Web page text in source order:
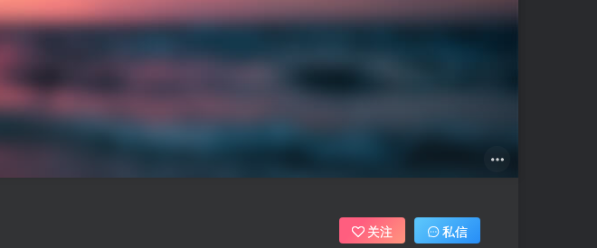
关注 私信